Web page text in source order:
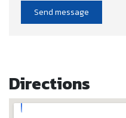
Send message
Directions